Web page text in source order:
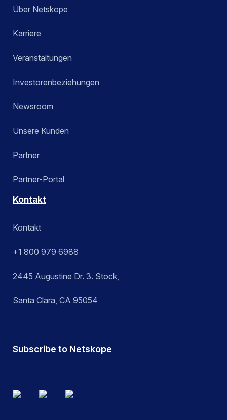
Über Netskope
Karriere
Veranstaltungen
Investorenbeziehungen
Newsroom
Unsere Kunden
Partner
Partner-Portal
Kontakt
Kontakt
+1 800 979 6988
2445 Augustine Dr. 3. Stock,
Santa Clara, CA 95054
Subscribe to Netskope